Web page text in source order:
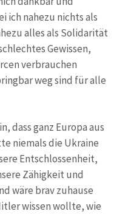
ich nahezu nichts als
alles als Solidarität
Gewissen,
verbrauchen
weg sind für alle
dass ganz Europa aus
niemals die Ukraine
Entschlossenheit,
Zähigkeit und
wäre brav zuhause
wissen wollte, wie